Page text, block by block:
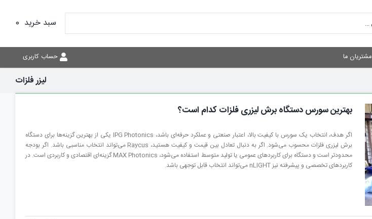
سبد خرید 0
مشتریان ما حساب کاربری
لیزر فلزات
بهترین سورس دستگاه برش لیزری فلزات کدام است؟
اگر هدف، انتخاب یک سورس با کیفیت بالا، اعتبار صنعتی و عملکرد حرفه‌ای باشد، IPG Photonics یکی از بهترین گزینه‌ها برای دستگاه
برش لیزری فلزات محسوب می‌شود. اگر به دنبال تعادل بین قیمت و کیفیت هستید، Raycus می‌تواند انتخاب مناسبی باشد. اگر بودجه
محدودتر است و دستگاه برای کاربردهای عمومی یا تولید متوسط استفاده می‌شود، MAX Photonics گزینه‌ای اقتصادی و کاربردی است. در
کاربردهای تخصصی و پیشرفته نیز nLIGHT می‌تواند انتخاب قابل توجهی باشد.